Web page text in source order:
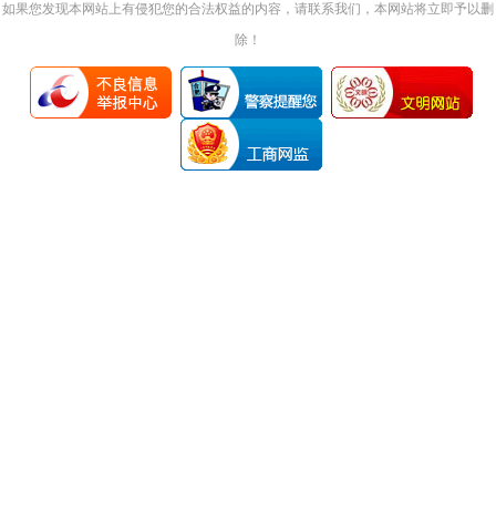
如果您发现本网站上有侵犯您的合法权益的内容，请联系我们，本网站将立即予以删
除！